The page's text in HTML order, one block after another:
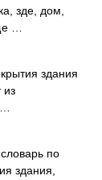
зде, дом,
…
здания
из
по
здания,